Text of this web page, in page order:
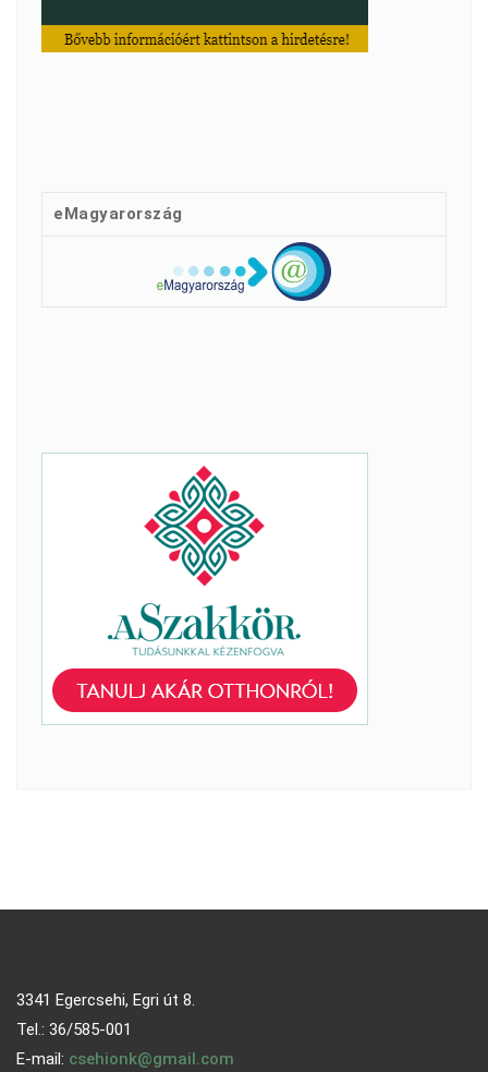
eMagyarország
3341 Egercsehi, Egri út 8.
Tel.: 36/585-001
E-mail: csehionk@gmail.com